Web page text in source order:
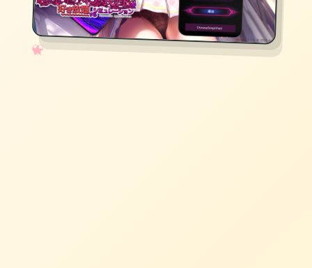
✧
♡
★
♥